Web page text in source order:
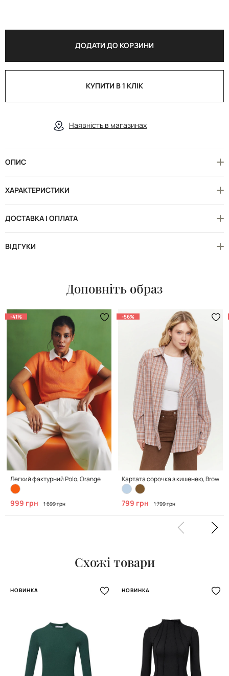
ДОДАТИ ДО КОРЗИНИ
КУПИТИ В 1 КЛІК
Наявність в магазинах
ОПИС
ХАРАКТЕРИСТИКИ
ДОСТАВКА І ОПЛАТА
ВІДГУКИ
Доповніть образ
-41%
Легкий фактурний Polo, Orange
999 грн 1 699 грн
-56%
Картата сорочка з кишенею, Brown
799 грн 1 799 грн
Схожі товари
НОВИНКА НОВИНКА